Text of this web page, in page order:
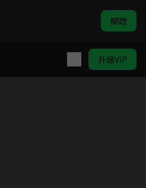
開啟
升級VIP